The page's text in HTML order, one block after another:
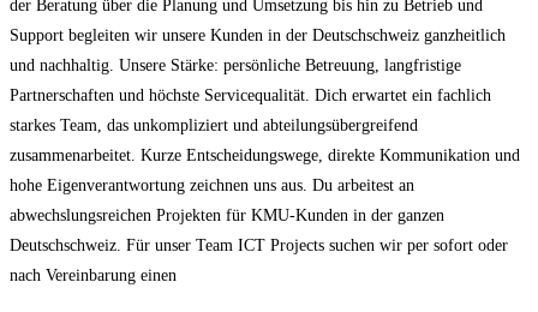
der Beratung über die Planung und Umsetzung bis hin zu Betrieb und
Support begleiten wir unsere Kunden in der Deutschschweiz ganzheitlich
und nachhaltig. Unsere Stärke: persönliche Betreuung, langfristige
Partnerschaften und höchste Servicequalität. Dich erwartet ein fachlich
starkes Team, das unkompliziert und abteilungsübergreifend
zusammenarbeitet. Kurze Entscheidungswege, direkte Kommunikation und
hohe Eigenverantwortung zeichnen uns aus. Du arbeitest an
abwechslungsreichen Projekten für KMU-Kunden in der ganzen
Deutschschweiz. Für unser Team ICT Projects suchen wir per sofort oder
nach Vereinbarung einen